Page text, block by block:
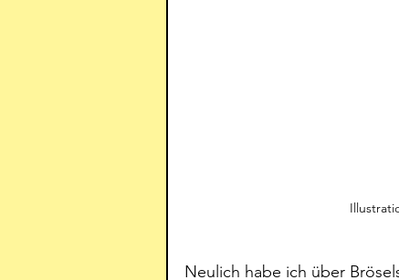
Neulich habe ich über